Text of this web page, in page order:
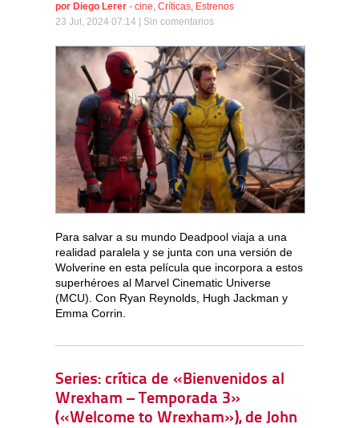
por Diego Lerer - cine, Críticas, Estrenos
23 Jul, 2024 07:14 | Sin comentarios
Para salvar a su mundo Deadpool viaja a una
realidad paralela y se junta con una versión de
Wolverine en esta película que incorpora a estos
superhéroes al Marvel Cinematic Universe
(MCU). Con Ryan Reynolds, Hugh Jackman y
Emma Corrin.
Series: crítica de «Bienvenidos al
Wrexham – Temporada 3»
(«Welcome to Wrexham»), de John